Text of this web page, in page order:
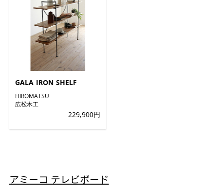
GALA IRON SHELF
HIROMATSU
広松木工
229,900円
アミーコ テレビボード